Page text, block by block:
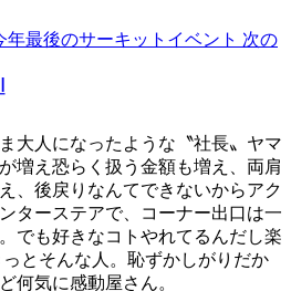
年最後のサーキットイベント 次の
大人になったような〝社長〟ヤマ
増え恐らく扱う金額も増え、両肩
、後戻りなんてできないからアク
ターステアで、コーナー出口は一
でも好きなコトやれてるんだし楽
とそんな人。恥ずかしがりだか
何気に感動屋さん。